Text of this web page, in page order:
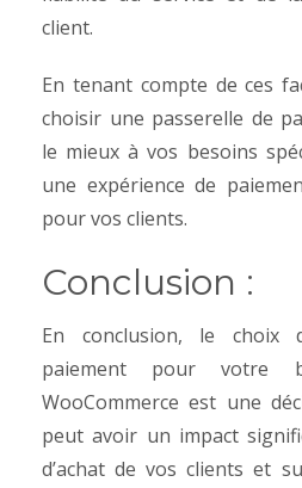
client.
En tenant compte de ces
choisir une passerelle de
le mieux à vos besoins
une expérience de
pour vos clients.
Conclusion :
En conclusion, le choix
paiement pour votre
WooCommerce est une
peut avoir un impact
d’achat de vos clients et